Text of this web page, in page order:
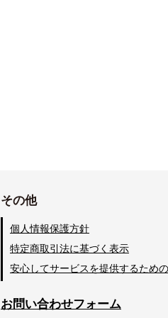
その他
個人情報保護方針
特定商取引法に基づく表示
安心してサービスを提供するため
お問い合わせフォーム